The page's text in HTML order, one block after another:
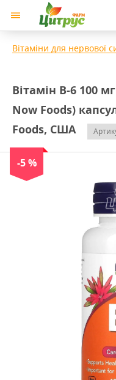
Вітаміни для нервової
Вітамін В-6 100
Now Foods)
Foods, США
-5 %